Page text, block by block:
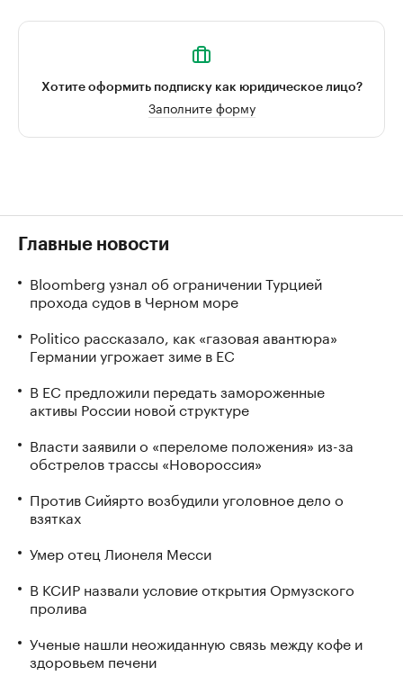
Хотите оформить подписку как юридическое лицо?
Заполните форму
Главные новости
Bloomberg узнал об ограничении Турцией
прохода судов в Черном море
Politico рассказало, как «газовая авантюра»
Германии угрожает зиме в ЕС
В ЕС предложили передать замороженные
активы России новой структуре
Власти заявили о «переломе положения» из-за
обстрелов трассы «Новороссия»
Против Сийярто возбудили уголовное дело о
взятках
Умер отец Лионеля Месси
В КСИР назвали условие открытия Ормузского
пролива
Ученые нашли неожиданную связь между кофе и
здоровьем печени